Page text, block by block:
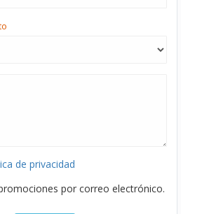
de privacidad
por correo electrónico.